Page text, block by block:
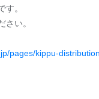
。
い。
pages/kippu-distribution